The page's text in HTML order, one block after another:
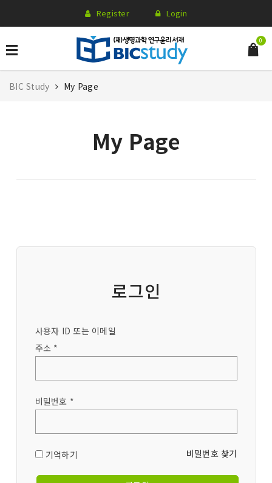
Register Login
0
BIC Study My Page
My Page
로그인
사용자 ID 또는 이메일
주소 *
비밀번호 *
기억하기 비밀번호 찾기